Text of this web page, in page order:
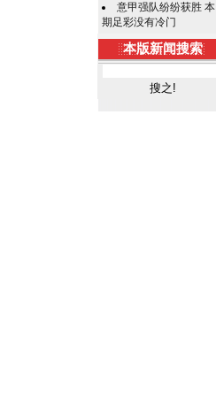
意甲强队纷纷获胜 本
期足彩没有冷门
本版新闻搜索